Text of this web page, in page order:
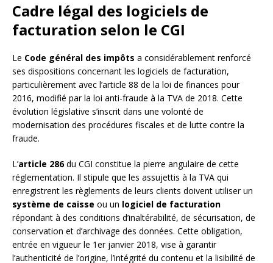
Cadre légal des logiciels de
facturation selon le CGI
Le Code général des impôts a considérablement renforcé
ses dispositions concernant les logiciels de facturation,
particulièrement avec l’article 88 de la loi de finances pour
2016, modifié par la loi anti-fraude à la TVA de 2018. Cette
évolution législative s’inscrit dans une volonté de
modernisation des procédures fiscales et de lutte contre la
fraude.
L’article 286du CGI constitue la pierre angulaire de cette
réglementation. Il stipule que les assujettis à la TVA qui
enregistrent les règlements de leurs clients doivent utiliser un
système de caisse ou un logiciel de facturation
répondant à des conditions d’inaltérabilité, de sécurisation, de
conservation et d’archivage des données. Cette obligation,
entrée en vigueur le 1er janvier 2018, vise à garantir
l’authenticité de l’origine, l’intégrité du contenu et la lisibilité de